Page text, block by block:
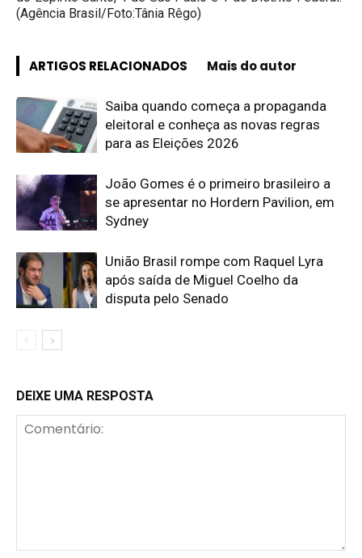
(Agência Brasil/Foto:Tânia Rêgo)
ARTIGOS RELACIONADOS Mais do autor
Saiba quando começa a propaganda
eleitoral e conheça as novas regras
para as Eleições 2026
João Gomes é o primeiro brasileiro a
se apresentar no Hordern Pavilion, em
Sydney
União Brasil rompe com Raquel Lyra
após saída de Miguel Coelho da
disputa pelo Senado
DEIXE UMA RESPOSTA